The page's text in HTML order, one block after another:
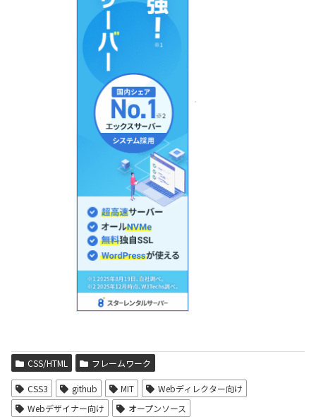
CSS/HTML フレームワーク
CSS3 github MIT
Webディレクター向け
Webデザイナー向け
オープンソース